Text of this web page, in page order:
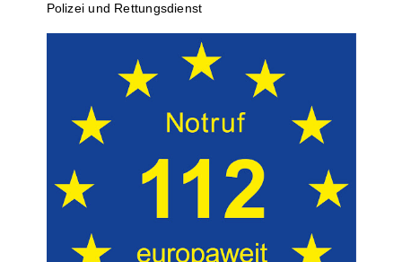
Polizei und Rettungs­dienst